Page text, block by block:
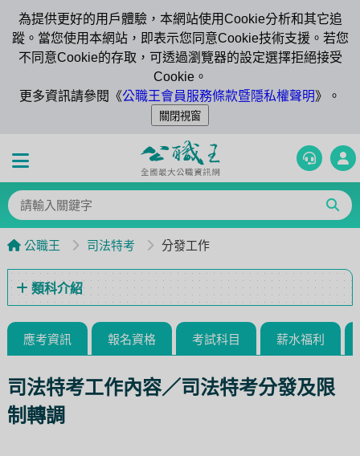
為提供更好的用戶體驗，本網站使用Cookie分析和其它追
蹤。當您使用本網站，即表示您同意Cookie技術支援。若您
不同意Cookie的存取，可透過瀏覽器的設定選擇拒絕接受
Cookie。
更多資訊請參閱《公職王會員服務條款暨隱私權聲明》。
公職王 司法特考 分發工作
類科介紹
應考資訊 報名資格 考試科目 薪水福利
司法特考工作內容／司法特考分發及限
制轉調